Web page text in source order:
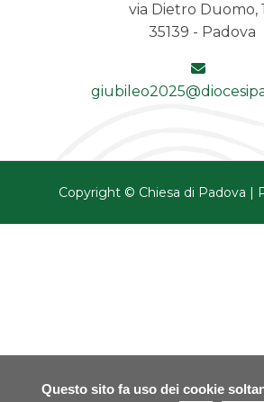
Questo sito fa uso dei cookie
via Dietro Duomo,
35139 - Padova
Copyright © Chiesa di Padova |